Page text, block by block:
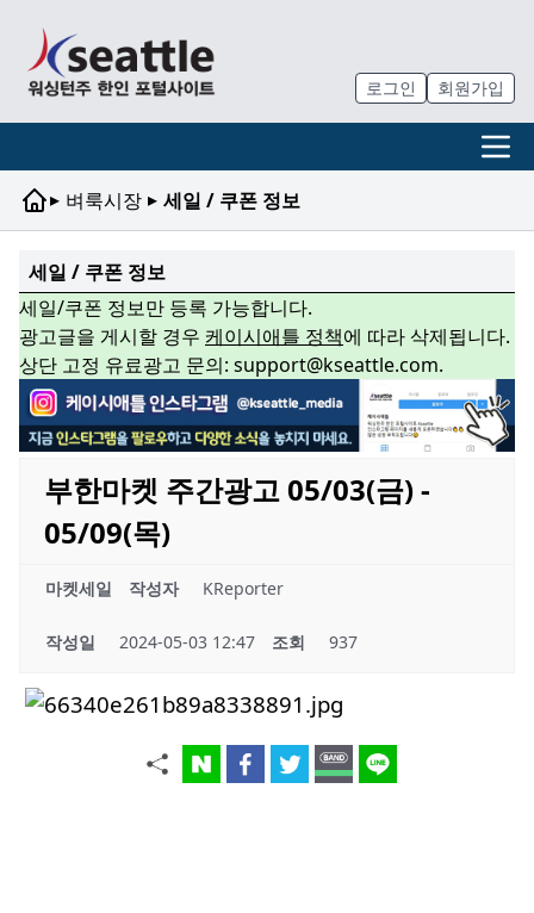
로그인 회원가입
▸ 벼룩시장 ▸ 세일 / 쿠폰 정보
세일 / 쿠폰 정보
세일/쿠폰 정보만 등록 가능합니다.
광고글을 게시할 경우 케이시애틀 정책에 따라 삭제됩니다.
상단 고정 유료광고 문의: support@kseattle.com.
부한마켓 주간광고 05/03(금) -
05/09(목)
마켓세일 작성자 KReporter
작성일 2024-05-03 12:47 조회 937